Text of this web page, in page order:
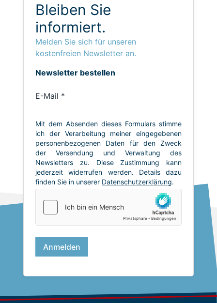
Bleiben Sie
informiert.
Melden Sie sich für unseren
kostenfreien Newsletter an.